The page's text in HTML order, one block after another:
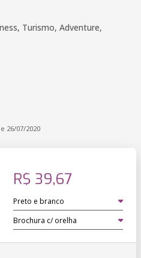
Turismo, Adventure,
26/07/2020
R$ 39,67